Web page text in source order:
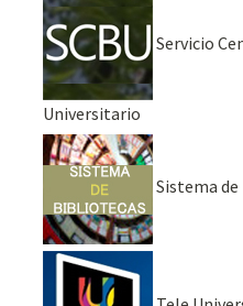
Servicio
Universitario
Sistema